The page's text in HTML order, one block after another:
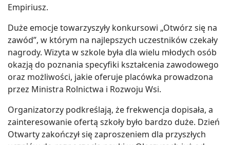
Empiriusz.
Duże emocje towarzyszyły konkursowi „Otwórz się na
zawód”, w którym na najlepszych uczestników czekały
nagrody. Wizyta w szkole była dla wielu młodych osób
okazją do poznania specyfiki kształcenia zawodowego
oraz możliwości, jakie oferuje placówka prowadzona
przez Ministra Rolnictwa i Rozwoju Wsi.
Organizatorzy podkreślają, że frekwencja dopisała, a
zainteresowanie ofertą szkoły było bardzo duże. Dzień
Otwarty zakończył się zaproszeniem dla przyszłych